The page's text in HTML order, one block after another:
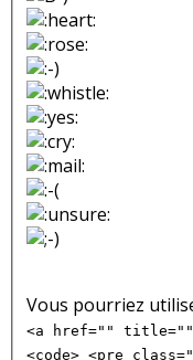
Vous pourriez
<a href="" title=""
<code> <pre